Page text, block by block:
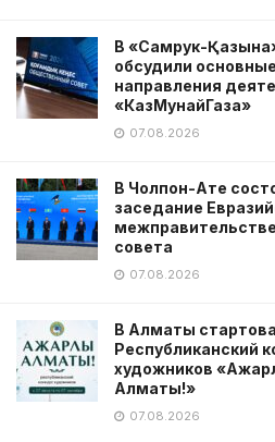
В «Самрук-
обсудили основные
направления
«КазМунайГаза»
07.08.2026
В Чолпон-Ате
заседание
совета
07.08.2026
В Алматы
Республиканский
художников
Алматы!»
07.08.2026